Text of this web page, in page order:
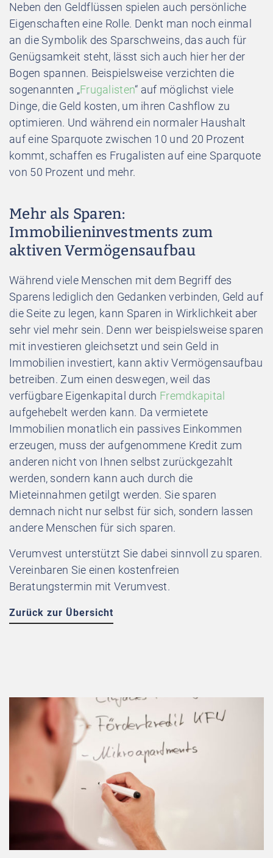
Neben den Geldflüssen spielen auch persönliche
Eigenschaften eine Rolle. Denkt man noch einmal
an die Symbolik des Sparschweins, das auch für
Genügsamkeit steht, lässt sich auch hier her der
Bogen spannen. Beispielsweise verzichten die
sogenannten „Frugalisten“ auf möglichst viele
Dinge, die Geld kosten, um ihren Cashflow zu
optimieren. Und während ein normaler Haushalt
auf eine Sparquote zwischen 10 und 20 Prozent
kommt, schaffen es Frugalisten auf eine Sparquote
von 50 Prozent und mehr.
Mehr als Sparen:
Immobilieninvestments zum
aktiven Vermögensaufbau
Während viele Menschen mit dem Begriff des
Sparens lediglich den Gedanken verbinden, Geld auf
die Seite zu legen, kann Sparen in Wirklichkeit aber
sehr viel mehr sein. Denn wer beispielsweise sparen
mit investieren gleichsetzt und sein Geld in
Immobilien investiert, kann aktiv Vermögensaufbau
betreiben. Zum einen deswegen, weil das
verfügbare Eigenkapital durch Fremdkapital
aufgehebelt werden kann. Da vermietete
Immobilien monatlich ein passives Einkommen
erzeugen, muss der aufgenommene Kredit zum
anderen nicht von Ihnen selbst zurückgezahlt
werden, sondern kann auch durch die
Mieteinnahmen getilgt werden. Sie sparen
demnach nicht nur selbst für sich, sondern lassen
andere Menschen für sich sparen.
Verumvest unterstützt Sie dabei sinnvoll zu sparen.
Vereinbaren Sie einen kostenfreien
Beratungstermin mit Verumvest.
Zurück zur Übersicht